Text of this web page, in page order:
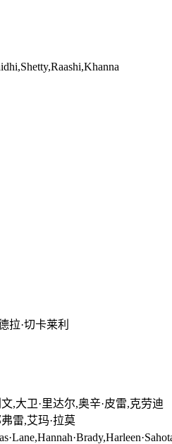
拉·切卡莱利
,大卫·里达尔,奥辛·皮雷,克劳迪
雷,艾玛·拉莫